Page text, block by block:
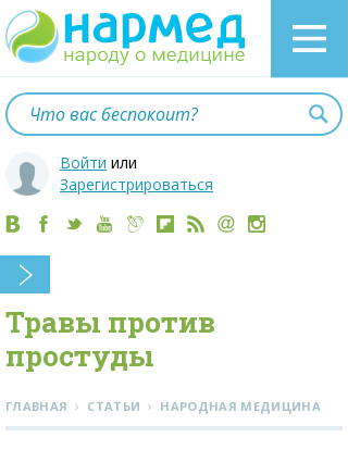
Войти или
Зарегистрироваться
Травы против
простуды
ГЛАВНАЯ › СТАТЬИ › НАРОДНАЯ МЕДИЦИНА